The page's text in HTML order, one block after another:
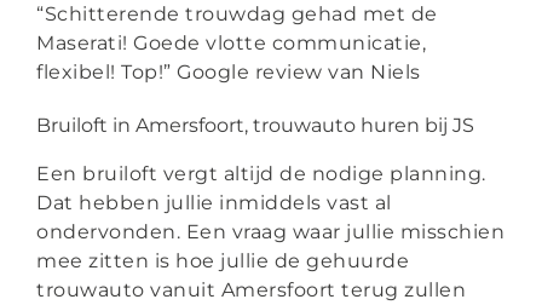
“Schitterende trouwdag gehad met de
Maserati! Goede vlotte communicatie,
flexibel! Top!” Google review van Niels
Bruiloft in Amersfoort, trouwauto huren bij JS
Een bruiloft vergt altijd de nodige planning.
Dat hebben jullie inmiddels vast al
ondervonden. Een vraag waar jullie misschien
mee zitten is hoe jullie de gehuurde
trouwauto vanuit Amersfoort terug zullen